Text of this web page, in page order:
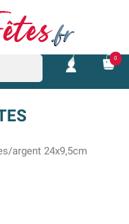
0
argent 24x9,5cm